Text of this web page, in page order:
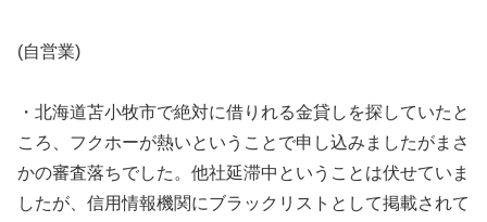
(自営業)
・北海道苫小牧市で絶対に借りれる金貸しを探していたと
ころ、フクホーが熱いということで申し込みましたがまさ
かの審査落ちでした。他社延滞中ということは伏せていま
したが、信用情報機関にブラックリストとして掲載されて